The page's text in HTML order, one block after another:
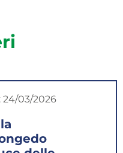
24/03/2026